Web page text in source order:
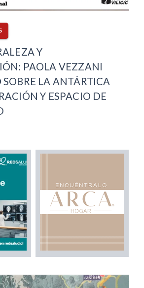
Y
PAOLA VEZZANI
SOBRE LA ANTÁRTICA
Y ESPACIO DE